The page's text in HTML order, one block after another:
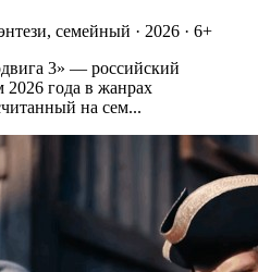
семейный · 2026 · 6+
3» — российский
года в жанрах
на сем...